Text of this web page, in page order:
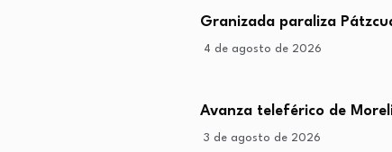
Granizada paraliza
4 de agosto de 2026
Avanza teleférico de
3 de agosto de 2026